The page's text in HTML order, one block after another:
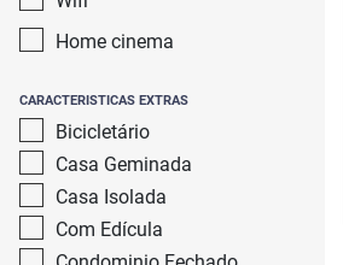
Home cinema
CARACTERISTICAS EXTRAS
Bicicletário
Casa Geminada
Casa Isolada
Com Edícula